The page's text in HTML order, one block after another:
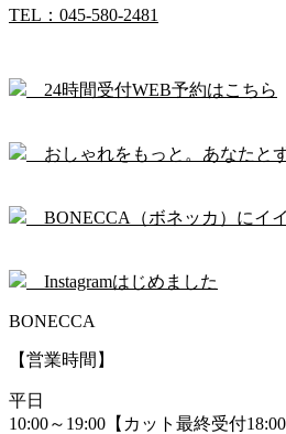
TEL：045-580-2481
24時間受付WEB予約はこちら
おしゃれをもっと。あなたとず
BONECCA（ボネッカ）にイ
Instagramはじめました
BONECCA
【営業時間】
平日
10:00～19:00【カット最終受付18:00